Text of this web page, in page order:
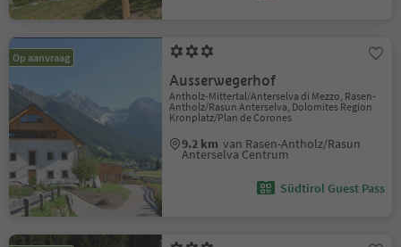
Op aanvraag
Ausserwegerhof
Antholz-Mittertal/Anterselva di Mezzo, Rasen-
Antholz/Rasun Anterselva, Dolomites Region
Kronplatz/Plan de Corones
9.2 km van Rasen-Antholz/Rasun
Anterselva Centrum
Südtirol Guest Pass